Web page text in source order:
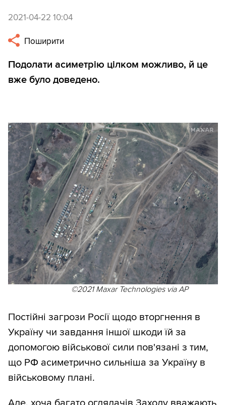
2021-04-22 10:04
Поширити
Подолати асиметрію цілком можливо, й це
вже було доведено.
©2021 Maxar Technologies via AP
Постійні загрози Росії щодо вторгнення в
Україну чи завдання іншої шкоди їй за
допомогою військової сили пов'язані з тим,
що РФ асиметрично сильніша за Україну в
військовому плані.